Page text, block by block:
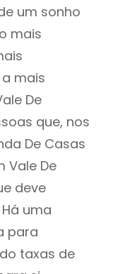
um sonho
mais
mais
De
que, nos
De Casas
Vale De
deve
uma
para
taxas de